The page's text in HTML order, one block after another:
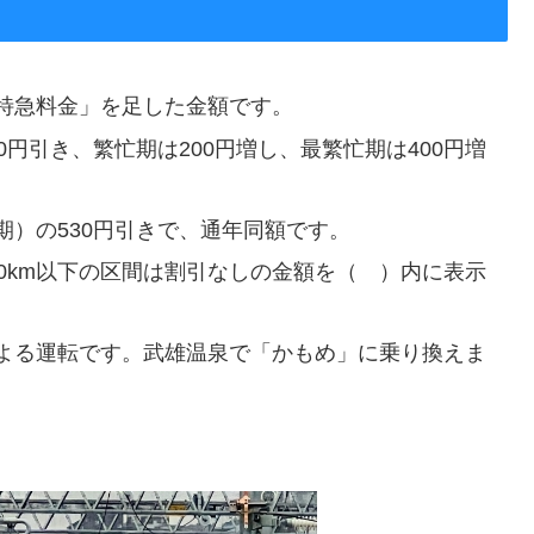
料金」を足した金額です。
引き、繁忙期は200円増し、最繁忙期は400円増
の530円引きで、通年同額です。
以下の区間は割引なしの金額を（ ）内に表示
運転です。武雄温泉で「かもめ」に乗り換えま